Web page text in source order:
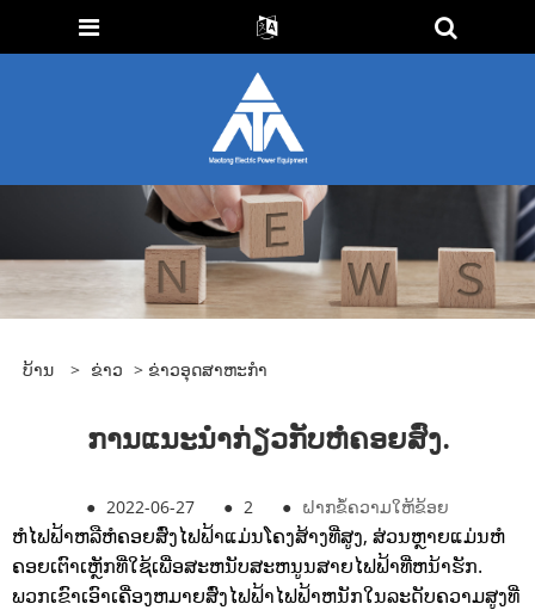
ບ້ານ > ຂ່າວ > ຂ່າວອຸດສາຫະກໍາ
ການແນະນໍາກ່ຽວກັບຫໍຄອຍສົ່ງ.
● 2022-06-27 ● 2 ● ຝາກຂໍ້ຄວາມໃຫ້ຂ້ອຍ
ຫໍໄຟຟ້າຫລືຫໍຄອຍສົ່ງໄຟຟ້າແມ່ນໂຄງສ້າງທີ່ສູງ, ສ່ວນຫຼາຍແມ່ນຫໍ
ຄອຍເຕົາເຫຼັກທີ່ໃຊ້ເພື່ອສະຫນັບສະຫນູນສາຍໄຟຟ້າທີ່ຫນ້າຮັກ.
ພວກເຂົາເອົາເຄື່ອງຫມາຍສົ່ງໄຟຟ້າໄຟຟ້າຫນັກໃນລະດັບຄວາມສູງທີ່